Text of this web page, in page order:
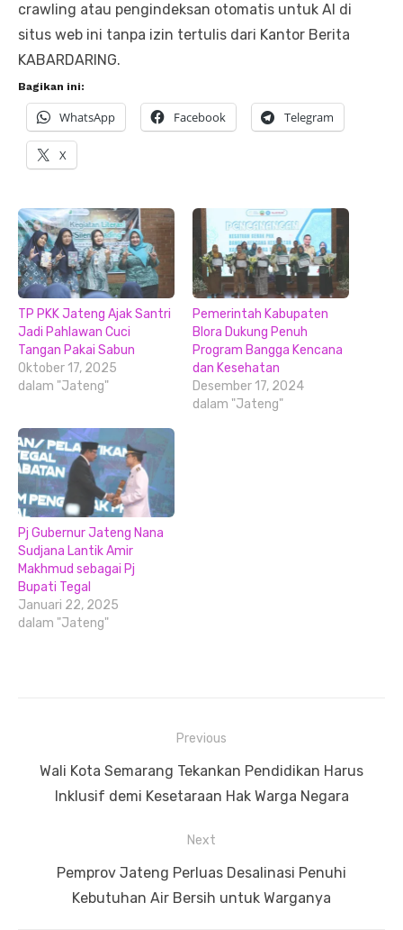
crawling atau pengindeksan otomatis untuk AI di
situs web ini tanpa izin tertulis dari Kantor Berita
KABARDARING.
Bagikan ini:
WhatsApp Facebook Telegram
X
TP PKK Jateng Ajak Santri
Jadi Pahlawan Cuci
Tangan Pakai Sabun
Oktober 17, 2025
dalam "Jateng"
Pemerintah Kabupaten
Blora Dukung Penuh
Program Bangga Kencana
dan Kesehatan
Desember 17, 2024
dalam "Jateng"
Pj Gubernur Jateng Nana
Sudjana Lantik Amir
Makhmud sebagai Pj
Bupati Tegal
Januari 22, 2025
dalam "Jateng"
pos
Previous
Previous
post:
Wali Kota Semarang Tekankan Pendidikan Harus
Inklusif demi Kesetaraan Hak Warga Negara
Next
NextPemprov Jateng Perluas Desalinasi Penuhi
Kebutuhan Air Bersih untuk Warganya